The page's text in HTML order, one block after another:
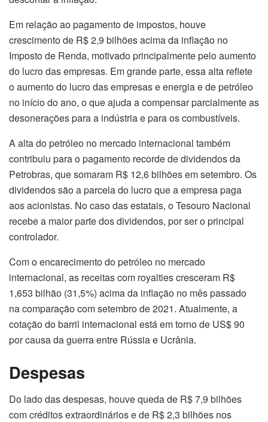
Em relação ao pagamento de impostos, houve
crescimento de R$ 2,9 bilhões acima da inflação no
Imposto de Renda, motivado principalmente pelo aumento
do lucro das empresas. Em grande parte, essa alta reflete
o aumento do lucro das empresas e energia e de petróleo
no início do ano, o que ajuda a compensar parcialmente as
desonerações para a indústria e para os combustíveis.
A alta do petróleo no mercado internacional também
contribuiu para o pagamento recorde de dividendos da
Petrobras, que somaram R$ 12,6 bilhões em setembro. Os
dividendos são a parcela do lucro que a empresa paga
aos acionistas. No caso das estatais, o Tesouro Nacional
recebe a maior parte dos dividendos, por ser o principal
controlador.
Com o encarecimento do petróleo no mercado
internacional, as receitas com royalties cresceram R$
1,653 bilhão (31,5%) acima da inflação no mês passado
na comparação com setembro de 2021. Atualmente, a
cotação do barril internacional está em torno de US$ 90
por causa da guerra entre Rússia e Ucrânia.
Despesas
Do lado das despesas, houve queda de R$ 7,9 bilhões
com créditos extraordinários e de R$ 2,3 bilhões nos